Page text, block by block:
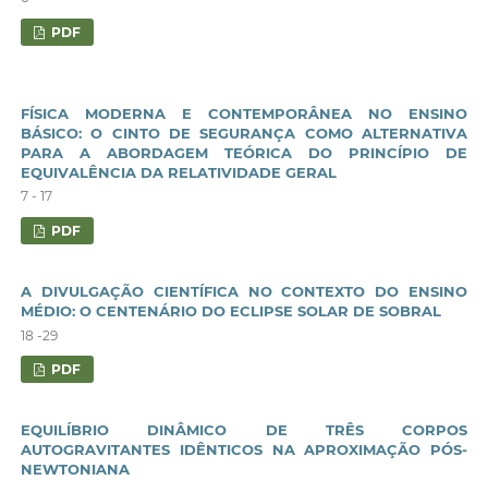
PDF
FÍSICA MODERNA E CONTEMPORÂNEA NO ENSINO
BÁSICO: O CINTO DE SEGURANÇA COMO ALTERNATIVA
PARA A ABORDAGEM TEÓRICA DO PRINCÍPIO DE
EQUIVALÊNCIA DA RELATIVIDADE GERAL
7 - 17
PDF
A DIVULGAÇÃO CIENTÍFICA NO CONTEXTO DO ENSINO
MÉDIO: O CENTENÁRIO DO ECLIPSE SOLAR DE SOBRAL
18 -29
PDF
EQUILÍBRIO DINÂMICO DE TRÊS CORPOS
AUTOGRAVITANTES IDÊNTICOS NA APROXIMAÇÃO PÓS-
NEWTONIANA